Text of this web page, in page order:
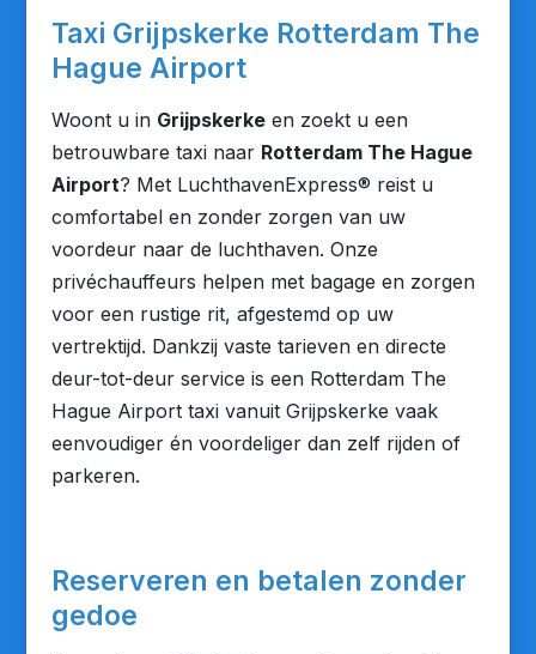
Taxi Grijpskerke Rotterdam The
Hague Airport
Woont u in Grijpskerkeen zoekt u een
betrouwbare taxi naar Rotterdam The Hague
Airport? Met LuchthavenExpress® reist u
comfortabel en zonder zorgen van uw
voordeur naar de luchthaven. Onze
privéchauffeurs helpen met bagage en zorgen
voor een rustige rit, afgestemd op uw
vertrektijd. Dankzij vaste tarieven en directe
deur-tot-deur service is een Rotterdam The
Hague Airport taxi vanuit Grijpskerke vaak
eenvoudiger én voordeliger dan zelf rijden of
parkeren.
Reserveren en betalen zonder
gedoe